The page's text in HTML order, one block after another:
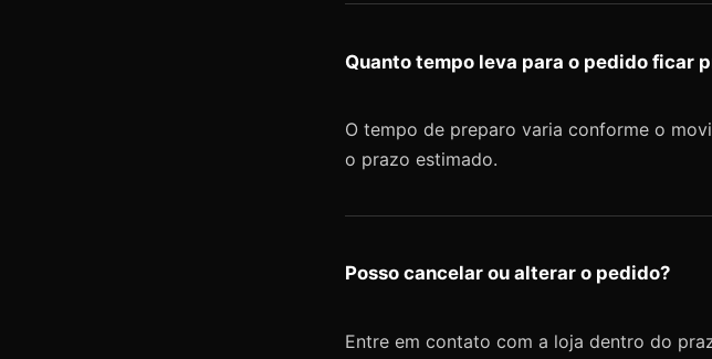
Quanto tempo leva para o pedido ficar
O tempo de preparo varia conforme o
o prazo estimado.
Posso cancelar ou alterar o pedido?
Entre em contato com a loja dentro do